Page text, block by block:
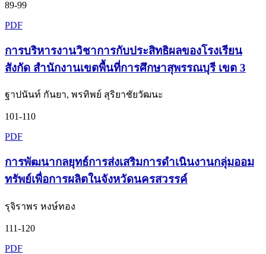
89-99
PDF
การบริหารงานวิชาการกับประสิทธิผลของโรงเรียน
สังกัด สำนักงานเขตพื้นที่การศึกษาสุพรรณบุรี เขต 3
ฐาปนันท์ กันยา, พรทิพย์ สุริยาชัยวัฒนะ
101-110
PDF
การพัฒนากลยุทธ์การส่งเสริมการดำเนินงานกลุ่มออม
ทรัพย์เพื่อการผลิตในจังหวัดนครสวรรค์
รุจิราพร หงษ์ทอง
111-120
PDF